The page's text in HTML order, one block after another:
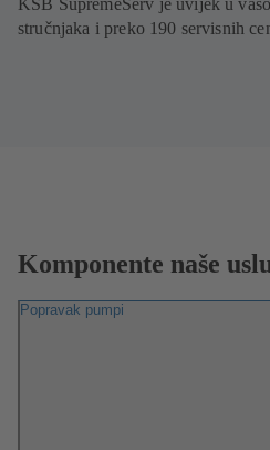
stručnjaka i preko 190 servisnih
Komponente naše
Popravak pumpi